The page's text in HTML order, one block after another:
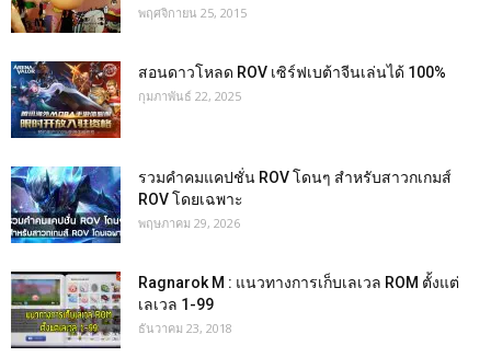
พฤศจิกายน 25, 2015
สอนดาวโหลด ROV เซิร์ฟเบต้าจีนเล่นได้ 100%
กุมภาพันธ์ 22, 2025
รวมคำคมแคปชั่น ROV โดนๆ สำหรับสาวกเกมส์
ROV โดยเฉพาะ
พฤษภาคม 29, 2026
Ragnarok M : แนวทางการเก็บเลเวล ROM ตั้งแต่
เลเวล 1-99
ธันวาคม 23, 2018